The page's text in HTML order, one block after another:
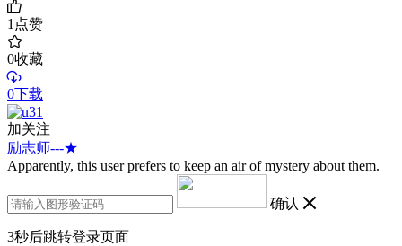
1点赞
0收藏
0下载
加关注
励志师---★
Apparently, this user prefers to keep an air of mystery about them.
确认
3秒后跳转登录页面